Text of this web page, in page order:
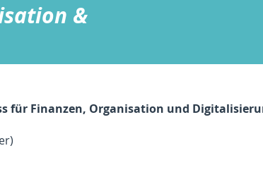
&
für Finanzen, Organisation und